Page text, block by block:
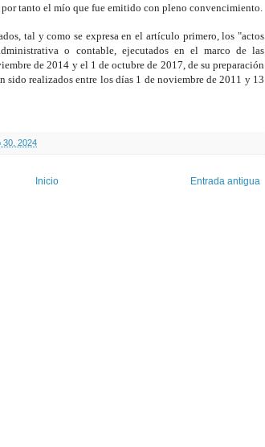
tanto el mío que fue emitido con pleno convencimiento.
tal y como se expresa en el artículo primero, los "actos
o contable, ejecutados en el marco de las
de 2014 y el 1 de octubre de 2017, de su preparación
sido realizados entre los días 1 de noviembre de 2011 y 13
30, 2024
Entrada antigua
Inicio